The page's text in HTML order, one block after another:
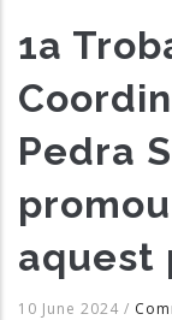
1a
Pedra
aquest
10 June 2024 /